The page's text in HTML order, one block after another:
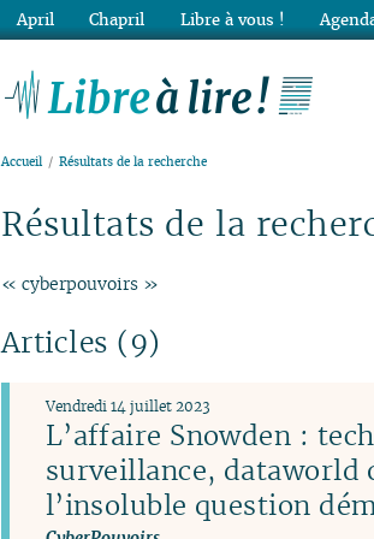
Accueil Résultats de la recherche
Résultats de la
« cyberpouvoirs »
Articles (9)
L’affaire Snowden :
surveillance, dataworld
l’insoluble question
Vendredi 14 juillet 2023
April Chapril Libre à vous !